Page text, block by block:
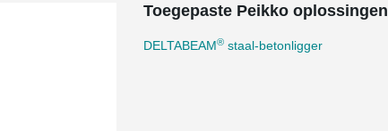
Toegepaste Peikko oplossingen
DELTABEAM® staal-betonligger